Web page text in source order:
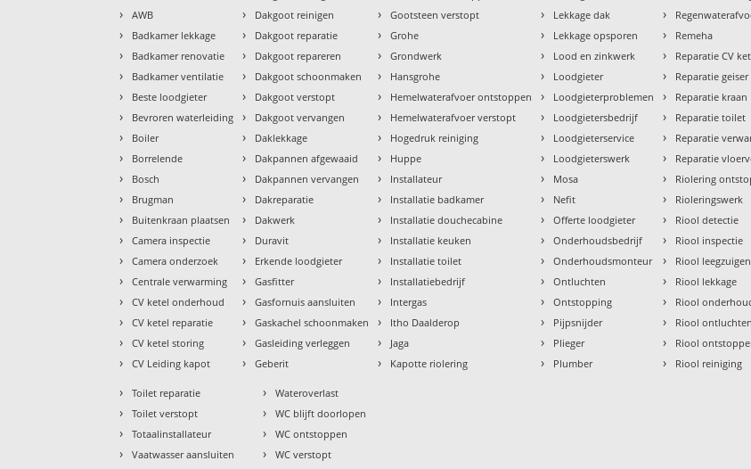
› AWB
› Badkamer lekkage
› Badkamer renovatie
› Badkamer ventilatie
› Beste loodgieter
› Bevroren waterleiding
› Boiler
› Borrelende
› Bosch
› Brugman
› Buitenkraan plaatsen
› Camera inspectie
› Camera onderzoek
› Centrale verwarming
› CV ketel onderhoud
› CV ketel reparatie
› CV ketel storing
› CV Leiding kapot
› Dakgoot reinigen
› Dakgoot reparatie
› Dakgoot repareren
› Dakgoot schoonmaken
› Dakgoot verstopt
› Dakgoot vervangen
› Daklekkage
› Dakpannen afgewaaid
› Dakpannen vervangen
› Dakreparatie
› Dakwerk
› Duravit
› Erkende loodgieter
› Gasfitter
› Gasfornuis aansluiten
› Gaskachel schoonmaken
› Gasleiding verleggen
› Geberit
› Gootsteen verstopt
› Grohe
› Grondwerk
› Hansgrohe
› Hemelwaterafvoer ontstoppen
› Hemelwaterafvoer verstopt
› Hogedruk reiniging
› Huppe
› Installateur
› Installatie badkamer
› Installatie douchecabine
› Installatie keuken
› Installatie toilet
› Installatiebedrijf
› Intergas
› Itho Daalderop
› Jaga
› Kapotte riolering
› Lekkage dak
› Lekkage opsporen
› Lood en zinkwerk
› Loodgieter
› Loodgieterproblemen
› Loodgietersbedrijf
› Loodgieterservice
› Loodgieterswerk
› Mosa
› Nefit
› Offerte loodgieter
› Onderhoudsbedrijf
› Onderhoudsmonteur
› Ontluchten
› Ontstopping
› Pijpsnijder
› Plieger
› Plumber
›
› Remeha
› Reparatie CV
› Reparatie geiser
› Reparatie kraan
› Reparatie toilet
› Reparatie
› Reparatie
› Riolering
› Rioleringswerk
› Riool detectie
› Riool inspectie
› Riool leegzuigen
› Riool lekkage
› Riool
› Riool ontluchten
› Riool
› Riool reiniging
› Toilet reparatie
› Toilet verstopt
› Totaalinstallateur
› Vaatwasser aansluiten
› Wateroverlast
› WC blijft doorlopen
› WC ontstoppen
› WC verstopt